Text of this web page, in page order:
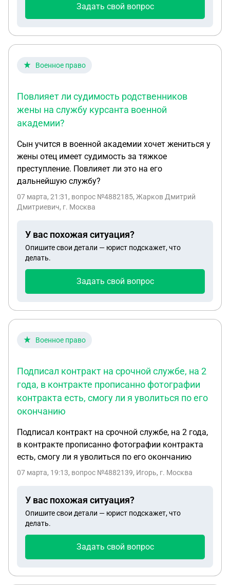
Задать свой вопрос
Военное право
Повлияет ли судимость родственников
жены на службу курсанта военной
академии?
Сын учится в военной академии хочет жениться у
жены отец имеет судимость за тяжкое
преступление. Повлияет ли это на его
дальнейшую службу?
07 марта, 21:31 , вопрос №4882185, Жарков Дмитрий
Дмитриевич, г. Москва
У вас похожая ситуация?
Опишите свои детали — юрист подскажет, что
делать.
Задать свой вопрос
Военное право
Подписал контракт на срочной службе, на 2
года, в контракте прописанно фотографии
контракта есть, смогу ли я уволиться по его
окончанию
Подписал контракт на срочной службе, на 2 года,
в контракте прописанно фотографии контракта
есть, смогу ли я уволиться по его окончанию
07 марта, 19:13, вопрос №4882139, Игорь, г. Москва
У вас похожая ситуация?
Опишите свои детали — юрист подскажет, что
делать.
Задать свой вопрос